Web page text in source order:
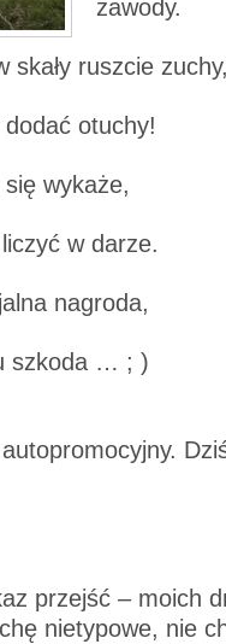
zawody.
skały ruszcie
dodać otuchy!
wykaże,
w darze.
nagroda,
szkoda … ; )
przejść – moich
nietypowe, nie